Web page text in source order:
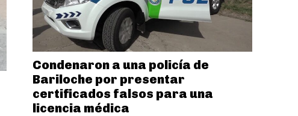
Condenaron a una policía de
Bariloche por presentar
certificados falsos para una
licencia médica